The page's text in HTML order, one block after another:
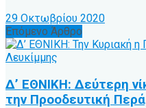
29 Οκτωβρίου 2020
Επόμενο Άρθρο
Δ’ ΕΘΝΙΚΗ: Δεύτερη
την Προοδευτική